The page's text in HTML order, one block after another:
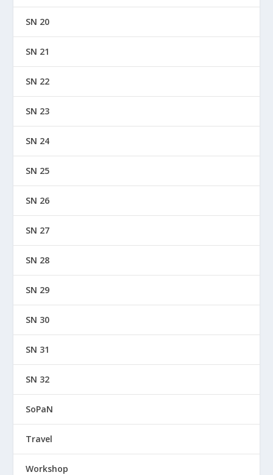
SN 20
SN 21
SN 22
SN 23
SN 24
SN 25
SN 26
SN 27
SN 28
SN 29
SN 30
SN 31
SN 32
SoPaN
Travel
Workshop